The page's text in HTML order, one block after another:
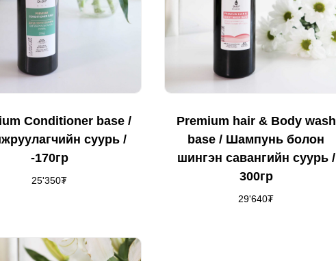
Conditioner base /
суурь /
-170гр
25'350₮
Premium hair & Body wash
base / Шампунь болон
шингэн савангийн суурь /
300гр
29'640₮